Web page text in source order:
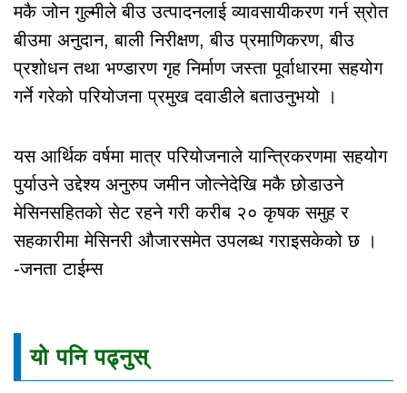
मकै जोन गुल्मीले बीउ उत्पादनलाई व्यावसायीकरण गर्न स्रोत
बीउमा अनुदान, बाली निरीक्षण, बीउ प्रमाणिकरण, बीउ
प्रशोधन तथा भण्डारण गृह निर्माण जस्ता पूर्वाधारमा सहयोग
गर्ने गरेको परियोजना प्रमुख दवाडीले बताउनुभयो ।
यस आर्थिक वर्षमा मात्र परियोजनाले यान्त्रिकरणमा सहयोग
पुर्याउने उद्देश्य अनुरुप जमीन जोत्नेदेखि मकै छोडाउने
मेसिनसहितको सेट रहने गरी करीब २० कृषक समुह र
सहकारीमा मेसिनरी औजारसमेत उपलब्ध गराइसकेको छ ।
-जनता टाईम्स
यो पनि पढ्नुस्